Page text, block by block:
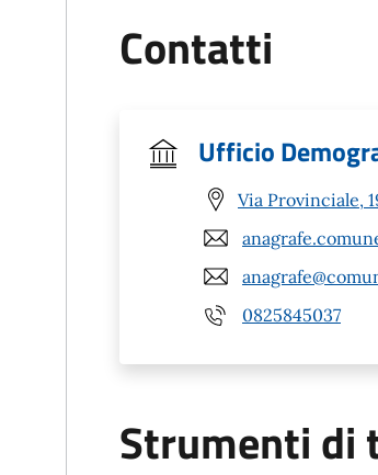
Contatti
Ufficio
Via Provinciale,
0825845037
Strumenti di